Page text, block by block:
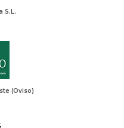
S.L.
(Oviso)